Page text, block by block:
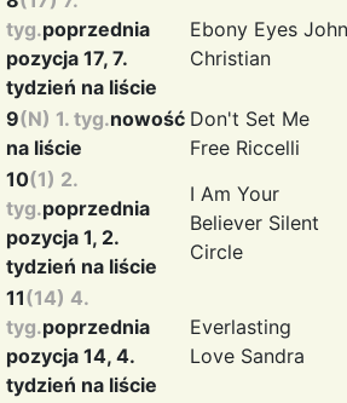
tyg.poprzednia
pozycja 17, 7.
tydzień na liście
Ebony Eyes John
Christian
9(N) 1. tyg.nowość
na liście
Don't Set Me
Free Riccelli
10(1) 2.
tyg.poprzednia
pozycja 1, 2.
tydzień na liście
I Am Your
Believer Silent
Circle
11(14) 4.
tyg.poprzednia
pozycja 14, 4.
tydzień na liście
Everlasting
Love Sandra